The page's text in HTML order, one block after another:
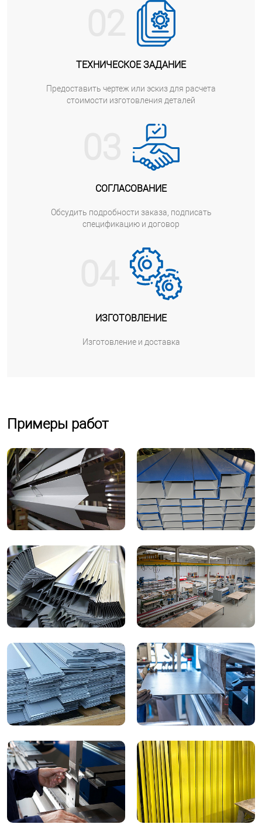
ТЕХНИЧЕСКОЕ ЗАДАНИЕ
Предоставить чертеж или эскиз для расчета
стоимости изготовления деталей
СОГЛАСОВАНИЕ
Обсудить подробности заказа, подписать
спецификацию и договор
ИЗГОТОВЛЕНИЕ
Изготовление и доставка
Примеры работ